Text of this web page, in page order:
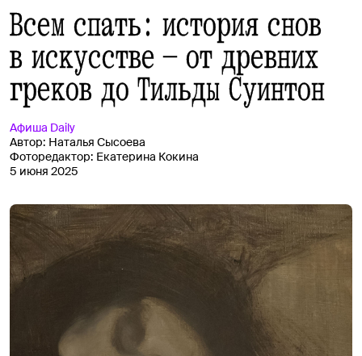
Всем спать: история снов
в искусстве — от древних
греков до Тильды Суинтон
Афиша Daily
Автор: Наталья Сысоева
Фоторедактор: Екатерина Кокина
5 июня 2025